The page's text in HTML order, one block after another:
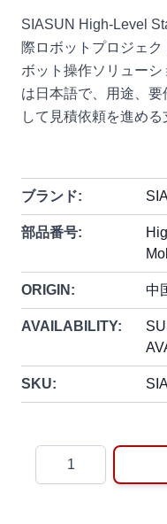
SIASUN High-Level
際ロボットプロジェ
ボット操作ソリューシ
は日本語で、用途、
して見積依頼を進める
ブランド:
部品番号:
ORIGIN: 中
AVAILABILITY:
SKU: